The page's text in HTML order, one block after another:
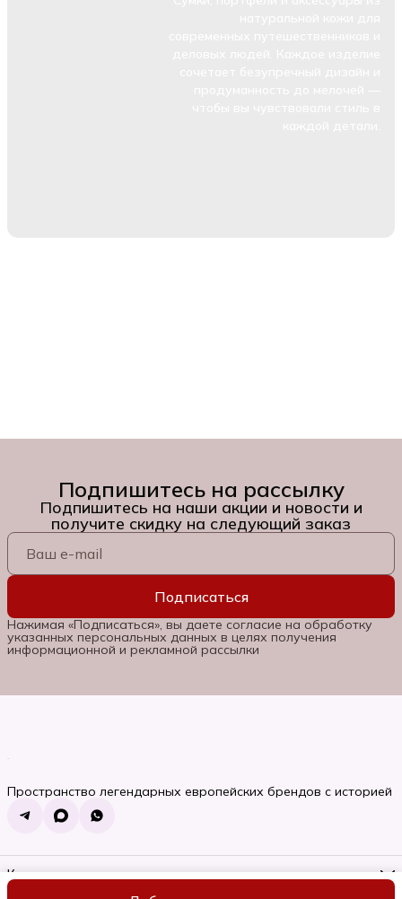
Подпишитесь на рассылку
Подпишитесь на наши акции и новости и
получите скидку на следующий заказ
Подписаться
Нажимая «Подписаться», вы даете согласие на обработку
указанных персональных данных в целях получения
информационной и рекламной рассылки
Пространство легендарных европейских брендов с историей
Контакты